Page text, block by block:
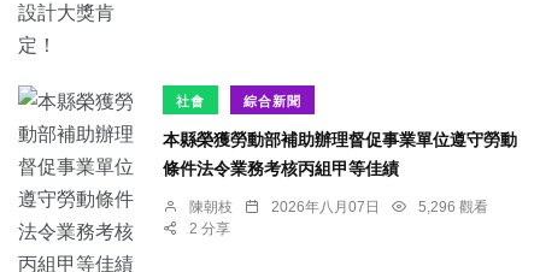
社會 綜合新聞
本縣榮獲勞動部補助辦理督促事業單位遵守勞動
條件法令業務考核丙組甲等佳績
陳朝枝 2026年八月07日
5,296 觀看
2 分享